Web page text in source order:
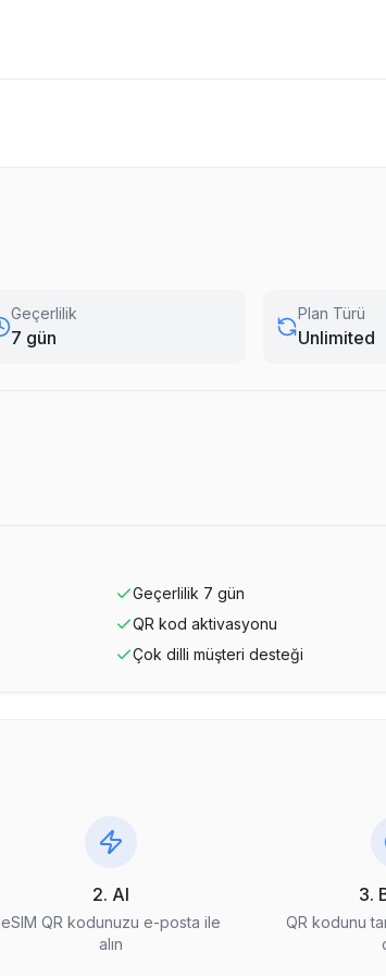
Geçerlilik
7 gün
Plan Türü
Unlimited
Geçerlilik 7 gün
QR kod aktivasyonu
Çok dilli müşteri desteği
2. Al
eSIM QR kodunuzu e-posta ile
alın
3.
QR kodunu